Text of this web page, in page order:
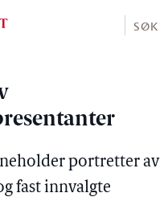
SØK
portretter av
fast innvalgte